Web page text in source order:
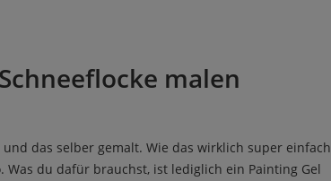
malen
das selber gemalt. Wie das wirklich super einfach
du dafür brauchst, ist lediglich ein Painting Gel